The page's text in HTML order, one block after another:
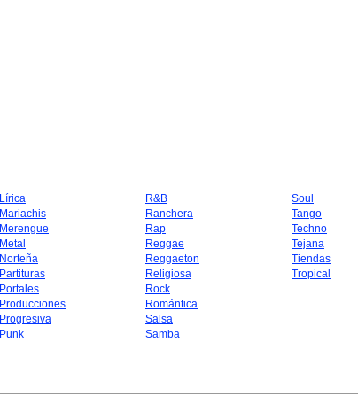
Lírica
Mariachis
Merengue
Metal
Norteña
Partituras
Portales
Producciones
Progresiva
Punk
R&B
Ranchera
Rap
Reggae
Reggaeton
Religiosa
Rock
Romántica
Salsa
Samba
Soul
Tango
Techno
Tejana
Tiendas
Tropical